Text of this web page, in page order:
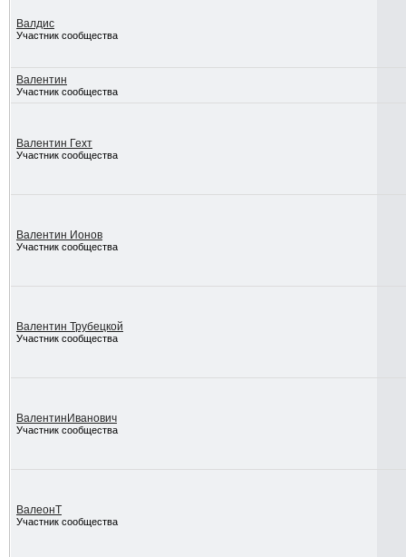
Валдис
Участник сообщества
Валентин
Участник сообщества
Валентин Гехт
Участник сообщества
Валентин Ионов
Участник сообщества
Валентин Трубецкой
Участник сообщества
ВалентинИванович
Участник сообщества
ВалеонТ
Участник сообщества